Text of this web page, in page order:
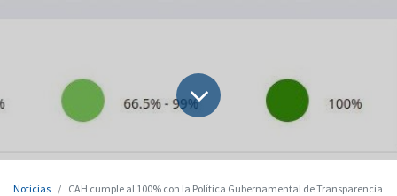
Noticias CAH cumple al 100% con la Política Gubernamental de Transparencia